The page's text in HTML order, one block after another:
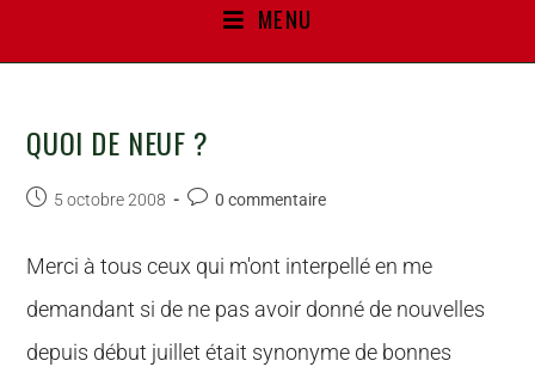
MENU
QUOI DE NEUF ?
5 octobre 2008 0 commentaire
Merci à tous ceux qui m'ont interpellé en me
demandant si de ne pas avoir donné de nouvelles
depuis début juillet était synonyme de bonnes